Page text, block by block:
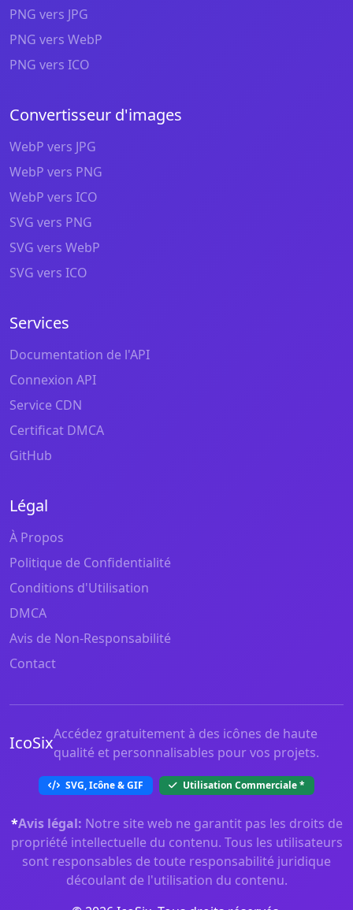
PNG vers JPG
PNG vers WebP
PNG vers ICO
Convertisseur d'images
WebP vers JPG
WebP vers PNG
WebP vers ICO
SVG vers PNG
SVG vers WebP
SVG vers ICO
Services
Documentation de l'API
Connexion API
Service CDN
Certificat DMCA
GitHub
Légal
À Propos
Politique de Confidentialité
Conditions d'Utilisation
DMCA
Avis de Non-Responsabilité
Contact
IcoSixAccédez gratuitement à des icônes de haute
qualité et personnalisables pour vos projets.
SVG, Icône & GIF Utilisation Commerciale*
*Avis légal: Notre site web ne garantit pas les droits de
propriété intellectuelle du contenu. Tous les utilisateurs
sont responsables de toute responsabilité juridique
découlant de l'utilisation du contenu.